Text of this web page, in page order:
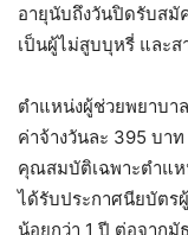
อายุนับถึงวันปิดรับสมั
เป็นผู้ไม่สูบบุหรี่ และส
ตำแหน่งผู้ช่วยพยาบา
ค่าจ้างวันละ 395 บาท
คุณสมบัติเฉพาะตำแห
ได้รับประกาศนียบัตร
น้อยกว่า 1 ปี ต่อจาก